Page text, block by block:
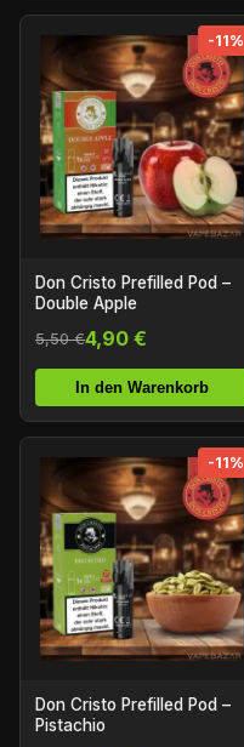
-11%
Don Cristo Prefilled Pod –
Double Apple
5,50 €4,90 €
In den Warenkorb
-11%
Don Cristo Prefilled Pod –
Pistachio